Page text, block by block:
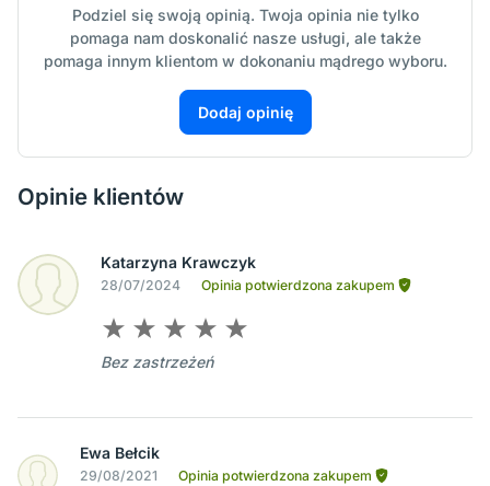
Podziel się swoją opinią. Twoja opinia nie tylko
pomaga nam doskonalić nasze usługi, ale także
pomaga innym klientom w dokonaniu mądrego wyboru.
Dodaj opinię
Opinie klientów
Katarzyna Krawczyk
28/07/2024 Opinia potwierdzona zakupem
Bez zastrzeżeń
Ewa Bełcik
29/08/2021 Opinia potwierdzona zakupem